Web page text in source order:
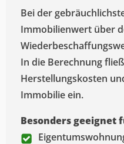
Bei der
Immobilienwert über
In die Berechnung
Herstellungskosten
Immobilie ein.
Besonders geeignet